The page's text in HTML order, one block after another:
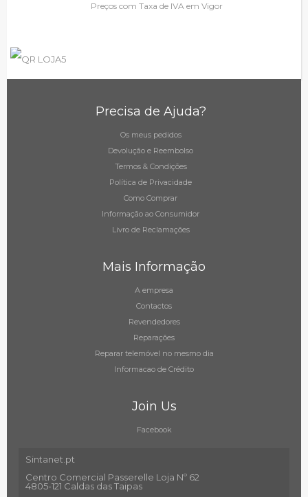
Preços com Taxa de IVA em Vigor
Precisa de Ajuda?
Os meus pedidos
Devolução e Reembolso
Termos & Condições
Política de Privacidade
Como Comprar
Informação ao Consumidor
Livro de Reclamações
Mais Informação
A empresa
Contactos
Revendedores
Reparações
Reparar telemóvel no mesmo dia
Informacao de Crédito
Join Us
Facebook
Sintanet.pt
Centro Comercial Passerelle Loja Nº 62
4805-121 Caldas das Taipas